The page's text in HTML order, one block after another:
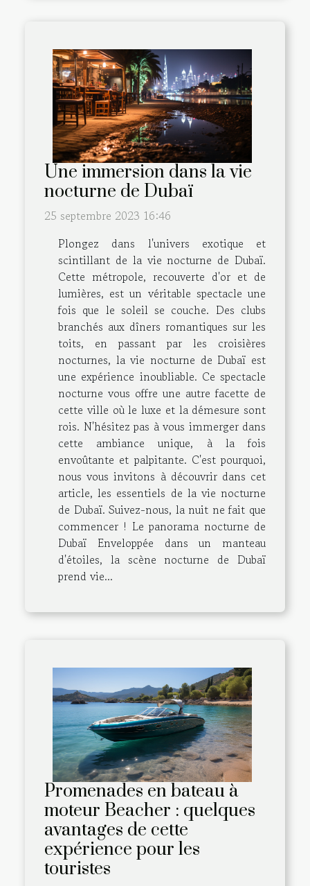
Une immersion dans la vie
nocturne de Dubaï
25 septembre 2023 16:46
Plongez dans l'univers exotique et
scintillant de la vie nocturne de Dubaï.
Cette métropole, recouverte d'or et de
lumières, est un véritable spectacle une
fois que le soleil se couche. Des clubs
branchés aux dîners romantiques sur les
toits, en passant par les croisières
nocturnes, la vie nocturne de Dubaï est
une expérience inoubliable. Ce spectacle
nocturne vous offre une autre facette de
cette ville où le luxe et la démesure sont
rois. N'hésitez pas à vous immerger dans
cette ambiance unique, à la fois
envoûtante et palpitante. C'est pourquoi,
nous vous invitons à découvrir dans cet
article, les essentiels de la vie nocturne
de Dubaï. Suivez-nous, la nuit ne fait que
commencer ! Le panorama nocturne de
Dubaï Enveloppée dans un manteau
d'étoiles, la scène nocturne de Dubaï
prend vie...
Promenades en bateau à
moteur Beacher : quelques
avantages de cette
expérience pour les
touristes